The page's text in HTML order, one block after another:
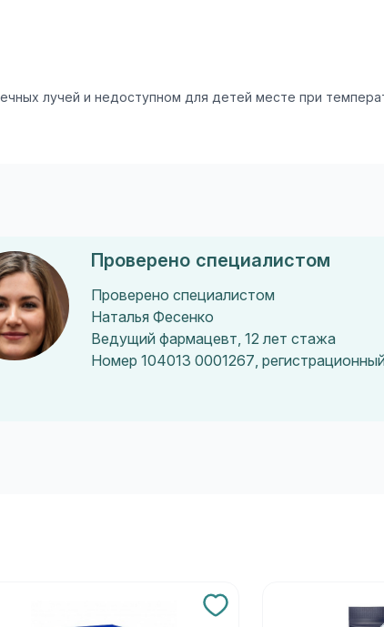
лучей и недоступном для детей месте при
Проверено специалистом
Проверено специалистом
Наталья Фесенко
Ведущий фармацевт, 12 лет стажа
Номер 104013 0001267,